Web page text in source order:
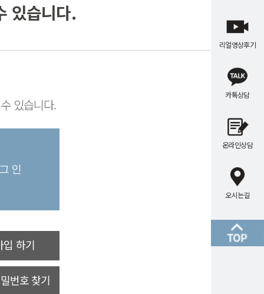
있습니다.
있습니다.
하기
번호 찾기
리얼영상후기
카톡상담
온라인상담
오시는길